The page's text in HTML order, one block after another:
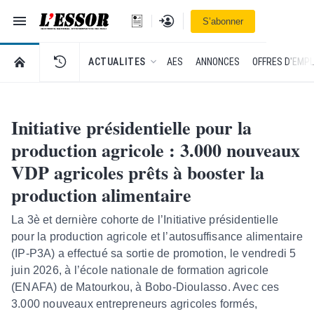
Navigation
L'Essor - retour à la une
Se connecterS’abonner
RETOUR À LA PAGE D’ACCUEIL DE L'ESSOR
ACTUALITES AES ANNONCES OFFRES
Initiative présidentielle pour la
production agricole : 3.000 nouveaux
VDP agricoles prêts à booster la
production alimentaire
La 3è et dernière cohorte de l’Initiative présidentielle
pour la production agricole et l’autosuffisance alimentaire
(IP-P3A) a effectué sa sortie de promotion, le vendredi 5
juin 2026, à l’école nationale de formation agricole
(ENAFA) de Matourkou, à Bobo-Dioulasso. Avec ces
3.000 nouveaux entrepreneurs agricoles formés,